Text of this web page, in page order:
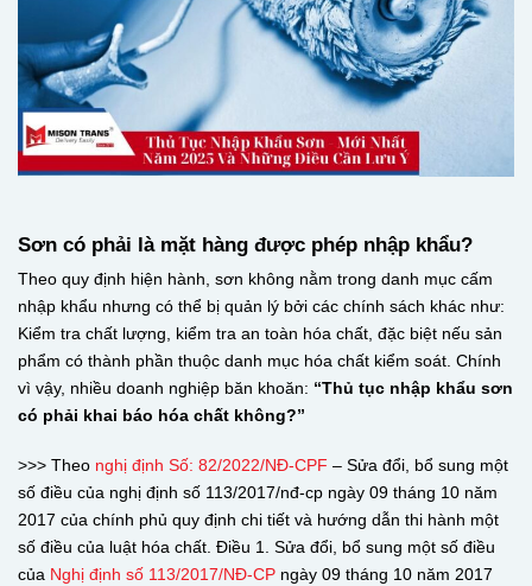
Sơn có phải là mặt hàng được phép nhập khẩu?
Theo quy định hiện hành, sơn không nằm trong danh mục cấm
nhập khẩu nhưng có thể bị quản lý bởi các chính sách khác như:
Kiểm tra chất lượng, kiểm tra an toàn hóa chất, đặc biệt nếu sản
phẩm có thành phần thuộc danh mục hóa chất kiểm soát. Chính
vì vậy, nhiều doanh nghiệp băn khoăn: “Thủ tục nhập khẩu sơn
có phải khai báo hóa chất không?”
>>> Theo nghị định Số: 82/2022/NĐ-CPF – Sửa đổi, bổ sung một
số điều của nghị định số 113/2017/nđ-cp ngày 09 tháng 10 năm
2017 của chính phủ quy định chi tiết và hướng dẫn thi hành một
số điều của luật hóa chất. Điều 1. Sửa đổi, bổ sung một số điều
của Nghị định số 113/2017/NĐ-CP ngày 09 tháng 10 năm 2017